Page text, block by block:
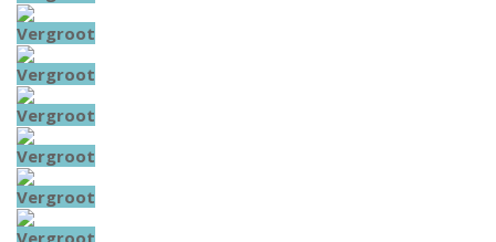
Vergroot
Vergroot
Vergroot
Vergroot
Vergroot
Vergroot